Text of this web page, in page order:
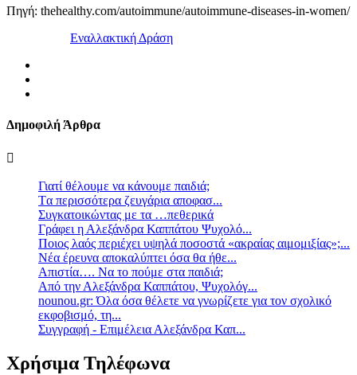
Πηγή: thehealthy.com/autoimmune/autoimmune-diseases-in-women/
Εναλλακτική Δράση
Δημοφιλή Άρθρα
Γιατί θέλουμε να κάνουμε παιδιά;
Tα περισσότερα ζευγάρια αποφασ...
Συγκατοικώντας με τα …πεθερικά
Γράφει η Αλεξάνδρα Καππάτου Ψυχολό...
Ποιος λαός περιέχει υψηλά ποσοστά «ακραίας αιμομιξίας»;...
Νέα έρευνα αποκαλύπτει όσα θα ήθε...
Απιστία…. Να το πούμε στα παιδιά;
Από την Αλεξάνδρα Καππάτου, Ψυχολόγ...
nounou.gr: Όλα όσα θέλετε να γνωρίζετε για τον σχολικό
εκφοβισμό, τη...
Συγγραφή - Επιμέλεια Αλεξάνδρα Καπ...
Χρήσιμα Τηλέφωνα